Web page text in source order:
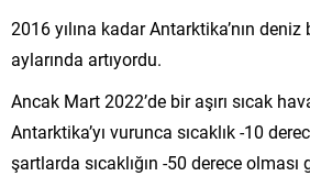
2016 yılına kadar Antarktika’nın deniz
aylarında artıyordu.
Ancak Mart 2022’de bir aşırı sıcak
Antarktika’yı vurunca sıcaklık -10
şartlarda sıcaklığın -50 derece olması